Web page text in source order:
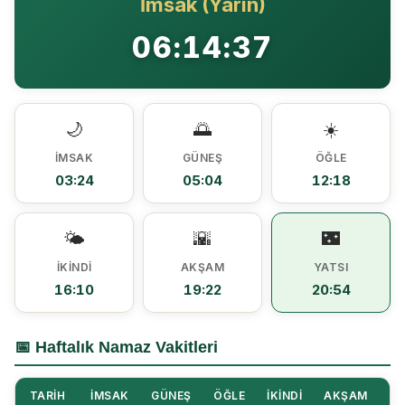
16:48 | Kaymakam Kaptanoğlu’ndan Kıbrıs Gazisi Recep Kıral’a iftar ziyareti
06:14:36
🌙
İMSAK
03:24
🌅
GÜNEŞ
05:04
☀️
ÖĞLE
12:18
🌤️
İKINDI
16:10
🌇
AKŞAM
19:22
🌃
YATSI
20:54
📅 Haftalık Namaz Vakitleri
TARIH İMSAK GÜNEŞ ÖĞLE İKINDI AKŞAM